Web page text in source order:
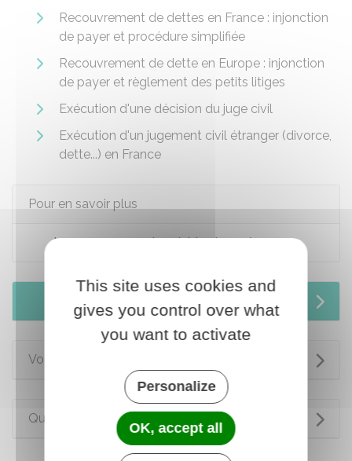
Recouvrement de dettes en France : injonction
de payer et procédure simplifiée
Recouvrement de dette en Europe : injonction
de payer et règlement des petits litiges
Exécution d'une décision du juge civil
Exécution d'un jugement civil étranger (divorce,
dette...) en France
Pour en savoir plus
Le recouvrement amiable des créances
Services en ligne et formulaires
Voir aussi
Questions ? Réponses !
This site uses cookies and
gives you control over what
you want to activate
Personalize
OK, accept all